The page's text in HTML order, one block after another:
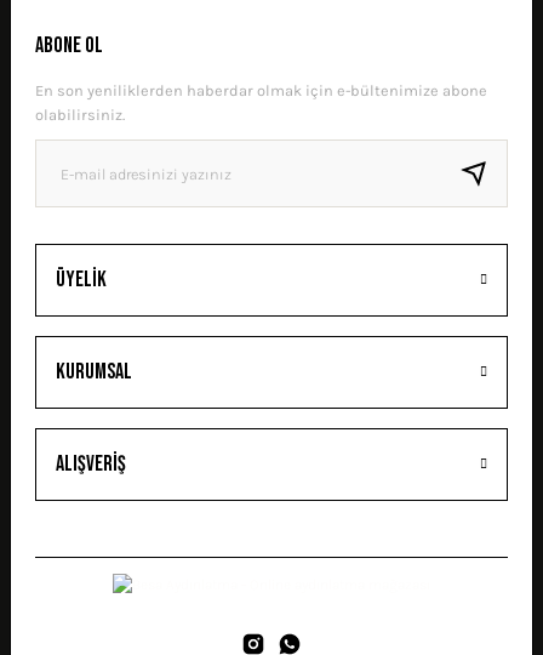
Ürün fiyatı diğer sitelerden daha pahalı.
Bu ürüne benzer farklı alternatifler olmalı.
GÖNDER
Üyelik
Kurumsal
Alışveriş
ABONE OL
En son yeniliklerden haberdar olmak için e-bültenimize abone
olabilirsiniz.